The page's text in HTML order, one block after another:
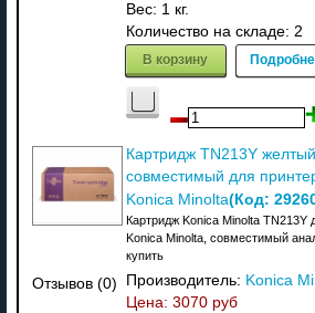
Вес: 1 кг.
Количество на складе: 2
В корзину
Отзывов (0)
Картридж TN213Y
совместимый для
Konica Minolta(Код:
Картридж Konica Minolta TN213Y
Konica Minolta, совместимый
купить
Производитель: Konica
Цена: 3070 руб